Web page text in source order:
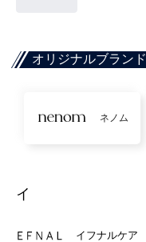
オリジナルブランド
ネノム
イ
イフナルケア